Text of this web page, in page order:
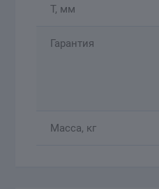
T, мм
Гарантия
Масса, кг